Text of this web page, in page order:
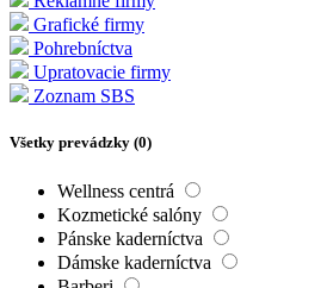
Grafické firmy
Pohrebníctva
Upratovacie firmy
Zoznam SBS
Všetky prevádzky (0)
Wellness centrá
Kozmetické salóny
Pánske kaderníctva
Dámske kaderníctva